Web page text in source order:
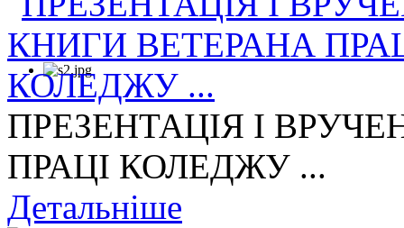
ПРЕЗЕНТАЦІЯ І
ПРАЦІ КОЛЕДЖУ ...
Детальніше